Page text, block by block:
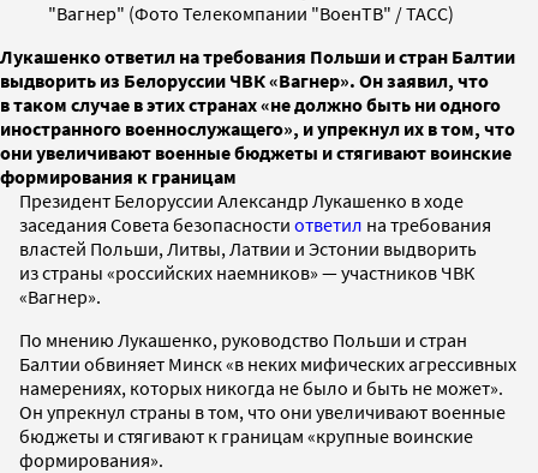
"Вагнер" (Фото Телекомпании "ВоенТВ" / ТАСС)
Лукашенко ответил на требования Польши и стран Балтии
выдворить из Белоруссии ЧВК «Вагнер». Он заявил, что
в таком случае в этих странах «не должно быть ни одного
иностранного военнослужащего», и упрекнул их в том, что
они увеличивают военные бюджеты и стягивают воинские
формирования к границам
Президент Белоруссии Александр Лукашенко в ходе
заседания Совета безопасности ответил на требования
властей Польши, Литвы, Латвии и Эстонии выдворить
из страны «российских наемников» — участников ЧВК
«Вагнер».
По мнению Лукашенко, руководство Польши и стран
Балтии обвиняет Минск «в неких мифических агрессивных
намерениях, которых никогда не было и быть не может».
Он упрекнул страны в том, что они увеличивают военные
бюджеты и стягивают к границам «крупные воинские
формирования».